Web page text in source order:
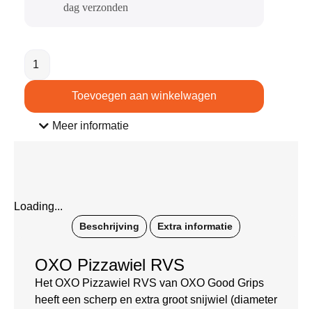
dag verzonden​
Toevoegen aan winkelwagen
Meer informatie
Loading...
Beschrijving Extra informatie
OXO Pizzawiel RVS
Het OXO Pizzawiel RVS van OXO Good Grips
heeft een scherp en extra groot snijwiel (diameter